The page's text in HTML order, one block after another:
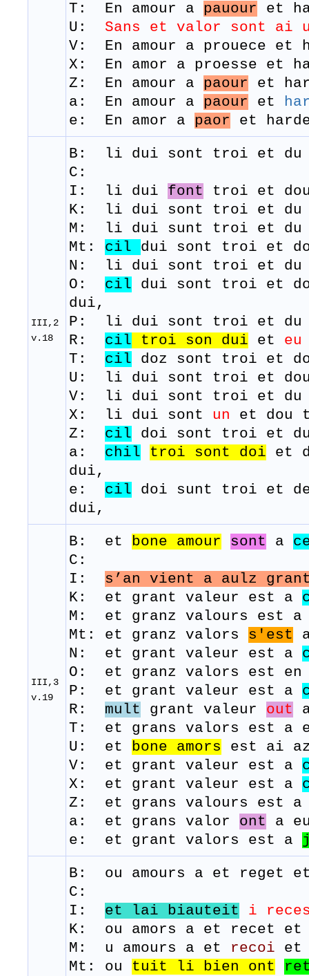
T: En amour a pauour et
U: Sans et valor sont ai
V: En amour a prouece et
​X: En amor a proesse et
Z: En amour a paour et
a: En amour a paour et
e: En amor a paor et
III,2
v.18
B: li dui sont troi et
C:
I: li dui font troi et
K: li dui sont troi et
M:
li dui sunt troi et
Mt: cil dui sont troi et
N: li dui sont troi et
O: cil dui sont troi et
dui,
P: li dui sont troi et
R: cil troi son dui et eu
T: cil doz sont troi et
U: li dui sont troi et
V: li dui sont troi et
X: li dui sont un et dou
Z: cil doi sont troi et
a: chil troi sont doi et
dui,
e: cil doi sunt troi et
dui,
III,3
v.19
B: et bone amour sont a
C:
I: s’an vient a aulz
K: et grant valeur est a
M: et granz valours est
Mt: et granz valors s'est
N: et grant valeur est a
O: et granz valors est
P: et grant valeur est a
R: mult grant valeur out
T: et grans valors est a
U: et bone amors est ai az
V: et grant valeur est a
X: et grant valeur est a
Z: et grans valours est a
a: et grans valor ont a
e: et grant valors est a
B: ou amours a et reget
C:
I: et lai biauteit
i
K: ou amors a et recet
M: u amours a et recoi
Mt: ou tuit li bien ont